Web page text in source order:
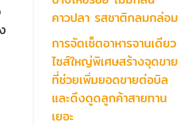
คาวปลา รสชาติกลมกล่อม
การจัดเซ็ตอาหารจานเดียว
ไซส์ใหญ่พิเศษสร้างจุดขาย
ที่ช่วยเพิ่มยอดขายต่อบิล
และดึงดูดลูกค้าสายทาน
เยอะ